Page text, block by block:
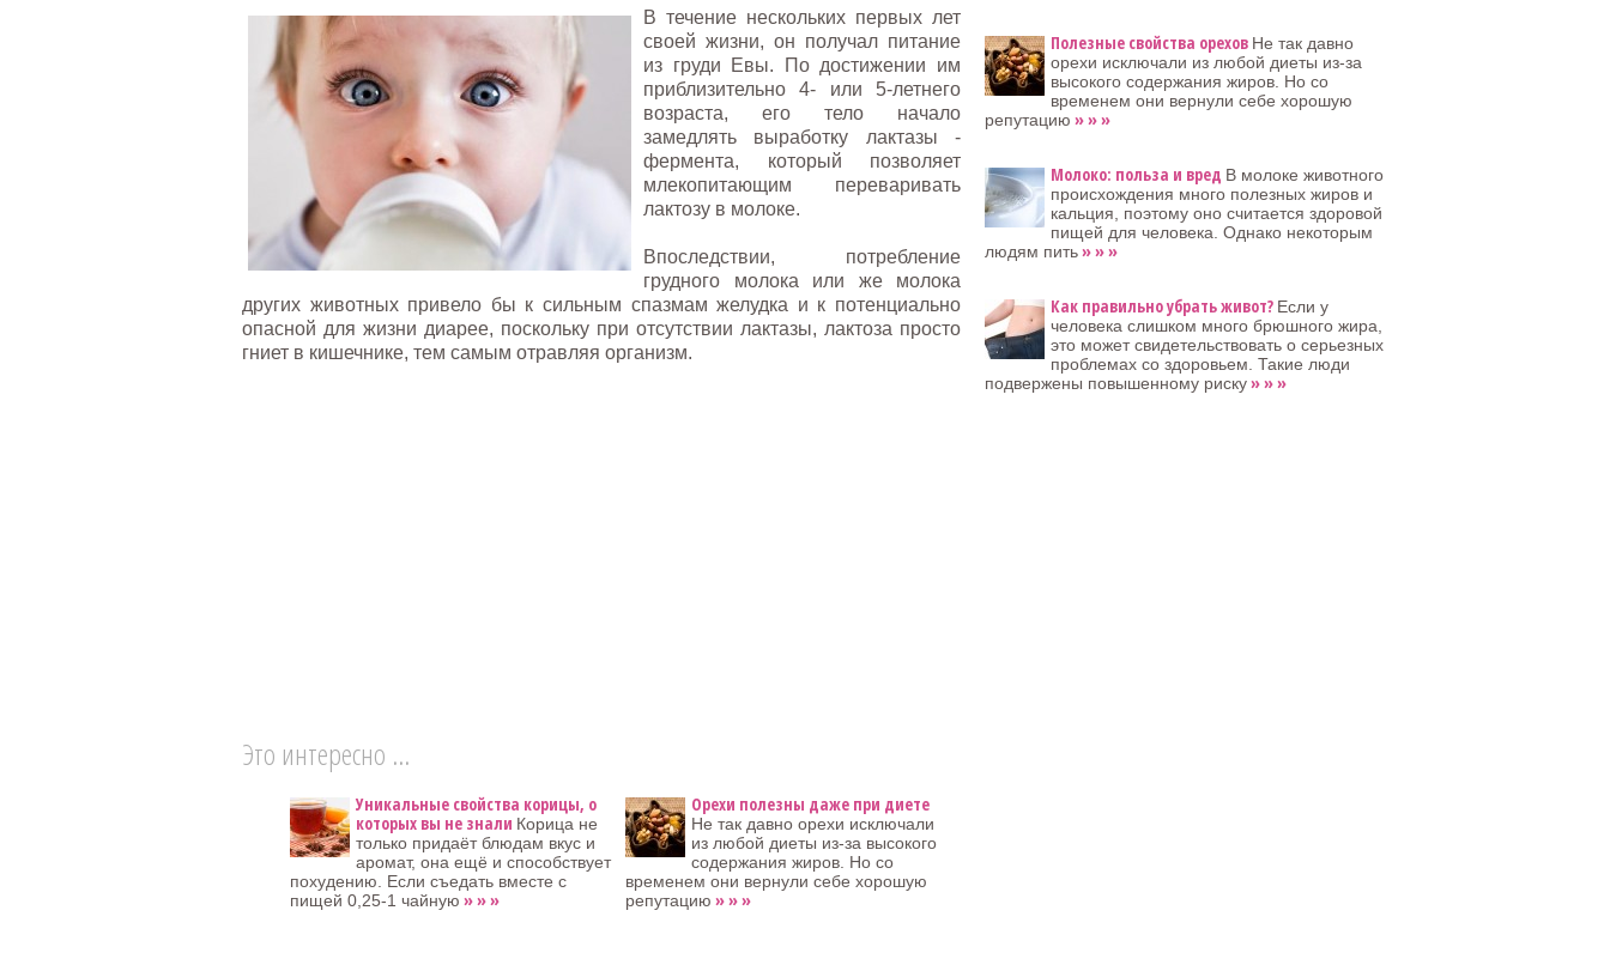
В течение нескольких первых лет
своей жизни, он получал питание
из груди Евы. По достижении им
приблизительно 4- или 5-летнего
возраста, его тело начало
замедлять выработку лактазы -
фермента, который позволяет
млекопитающим переваривать
лактозу в молоке.
Впоследствии, потребление
грудного молока или же молока
других животных привело бы к сильным спазмам желудка и к потенциально
опасной для жизни диарее, поскольку при отсутствии лактазы, лактоза просто
гниет в кишечнике, тем самым отравляя организм.
Это интересно ...
Уникальные свойства корицы, о
которых вы не знали Корица не
только придаёт блюдам вкус и
аромат, она ещё и способствует
похудению. Если съедать вместе с
пищей 0,25-1 чайную » » »
Орехи полезны даже при диете
Не так давно орехи исключали
из любой диеты из-за высокого
содержания жиров. Но со
временем они вернули себе хорошую
репутацию » » »
Полезные свойства орехов Не так давно
орехи исключали из любой диеты из-за
высокого содержания жиров. Но со
временем они вернули себе хорошую
репутацию » » »
Молоко: польза и вред В молоке животного
происхождения много полезных жиров и
кальция, поэтому оно считается здоровой
пищей для человека. Однако некоторым
людям пить» » »
Как правильно убрать живот? Если у
человека слишком много брюшного жира,
это может свидетельствовать о серьезных
проблемах со здоровьем. Такие люди
подвержены повышенному риску» » »